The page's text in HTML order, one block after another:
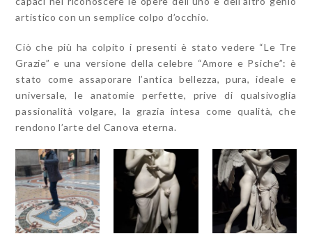
artistico con un semplice colpo d’occhio.
Ciò che più ha colpito i presenti è stato vedere “Le Tre
Grazie” e una versione della celebre “Amore e Psiche”: è
stato come assaporare l’antica bellezza, pura, ideale e
universale, le anatomie perfette, prive di qualsivoglia
passionalità volgare, la grazia intesa come qualità, che
rendono l’arte del Canova eterna.